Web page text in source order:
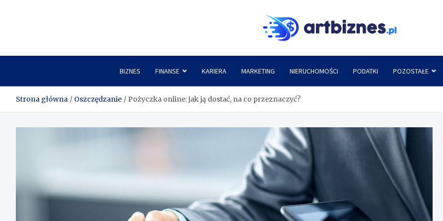
BIZNES FINANSE KARIERA MARKETING NIERUCHOMOŚCI PODATKI POZOSTAŁE
Strona główna Oszczędzanie Pożyczka online: jak ją dostać, na co przeznaczyć?